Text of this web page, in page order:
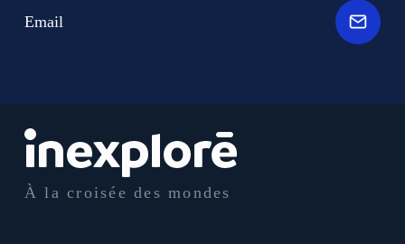
À la croisée des mondes
Email